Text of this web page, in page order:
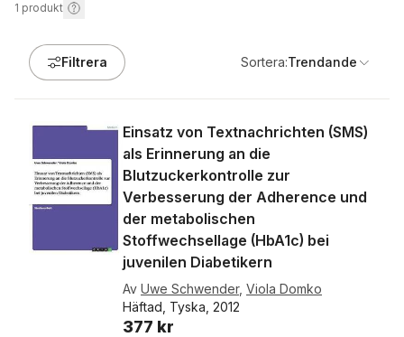
1 produkt
Filtrera Sortera:Trendande
Einsatz von Textnachrichten (SMS)
als Erinnerung an die
Blutzuckerkontrolle zur
Verbesserung der Adherence und
der metabolischen
Stoffwechsellage (HbA1c) bei
juvenilen Diabetikern
Av Uwe Schwender, Viola Domko
Häftad, Tyska, 2012
377 kr